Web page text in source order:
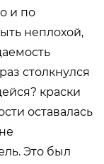
и по
неплохой,
столкнулся
краски
оставалась
Это был